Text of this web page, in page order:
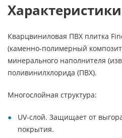
Характеристики
Кварцвиниловая ПВХ плитка
(каменно-полимерный
минерального наполнителя
поливинилхлорида (ПВХ).
Многослойная структура:
UV-слой. Защищает от
покрытия.